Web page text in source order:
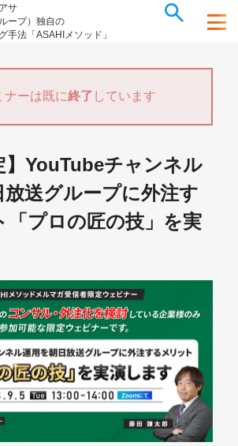
サ
ープ）独自の
手法「ASAHIメソッド」
ナーは既に終了 しています
】YouTubeチャンネル
放送グループに外注す
「プロの匠の技」を実